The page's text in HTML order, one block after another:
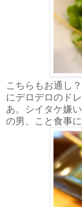
こちらもお通し
にデロデロのド
あ。シイタケ嫌
の男、こと食事